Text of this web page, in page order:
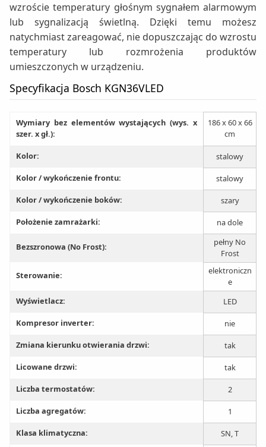
wzroście temperatury głośnym sygnałem alarmowym
lub sygnalizacją świetlną. Dzięki temu możesz
natychmiast zareagować, nie dopuszczając do wzrostu
temperatury lub rozmrożenia produktów
umieszczonych w urządzeniu.
Specyfikacja Bosch KGN36VLED
Wymiary bez elementów wystających (wys. x
szer. x gł.):
186 x 60 x 66
cm
Kolor:
stalowy
Kolor / wykończenie frontu:
stalowy
Kolor / wykończenie boków:
szary
Położenie zamrażarki:
na dole
Bezszronowa (No Frost):
pełny No
Frost
Sterowanie:
elektroniczn
e
Wyświetlacz:
LED
Kompresor inverter:
nie
Zmiana kierunku otwierania drzwi:
tak
Licowane drzwi:
tak
Liczba termostatów:
2
Liczba agregatów:
1
Klasa klimatyczna:
SN, T